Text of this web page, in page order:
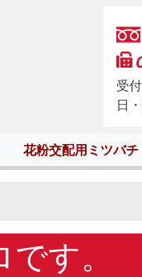
受
日
花粉交配用ミツバチ
す。